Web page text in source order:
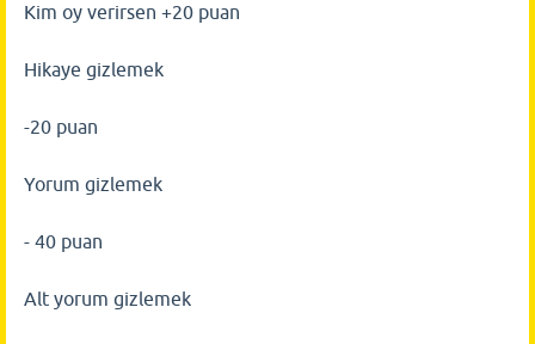
Kim oy verirsen +20 puan
Hikaye gizlemek
-20 puan
Yorum gizlemek
- 40 puan
Alt yorum gizlemek